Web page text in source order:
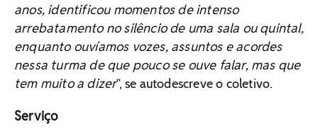
anos, identificou momentos de intenso
arrebatamento no silêncio de uma sala ou quintal,
enquanto ouvíamos vozes, assuntos e acordes
nessa turma de que pouco se ouve falar, mas que
tem muito a dizer”, se autodescreve o coletivo.
Serviço